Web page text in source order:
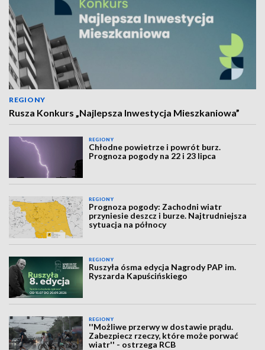
REGIONY
Rusza Konkurs „Najlepsza Inwestycja Mieszkaniowa”
REGIONY
Chłodne powietrze i powrót burz.
Prognoza pogody na 22 i 23 lipca
REGIONY
Prognoza pogody: Zachodni wiatr
przyniesie deszcz i burze. Najtrudniejsza
sytuacja na północy
REGIONY
Ruszyła ósma edycja Nagrody PAP im.
Ryszarda Kapuścińskiego
REGIONY
''Możliwe przerwy w dostawie prądu.
Zabezpiecz rzeczy, które może porwać
wiatr'' - ostrzega RCB